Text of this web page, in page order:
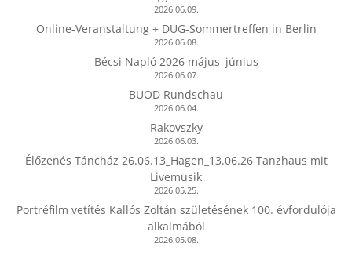
2026.06.09.
Online-Veranstaltung + DUG-Sommertreffen in Berlin
2026.06.08.
Bécsi Napló 2026 május–június
2026.06.07.
BUOD Rundschau
2026.06.04.
Rakovszky
2026.06.03.
Élőzenés Táncház 26.06.13_Hagen_13.06.26 Tanzhaus mit
Livemusik
2026.05.25.
Portréfilm vetítés Kallós Zoltán születésének 100. évfordulója
alkalmából
2026.05.08.